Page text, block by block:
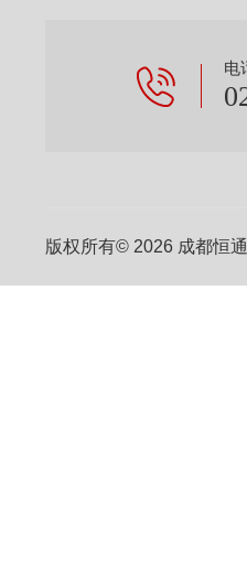
电
版权所有© 2026 成都恒